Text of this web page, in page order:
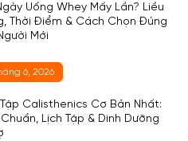
Uống Whey Mấy Lần? Liều
Thời Điểm & Cách Chọn Đúng
Mới
6, 2026
Calisthenics Cơ Bản Nhất:
Lịch Tập & Dinh Dưỡng